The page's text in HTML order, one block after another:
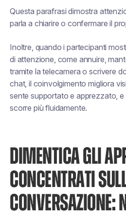
Questa parafrasi dimostra
parla a chiarire o confermare il
Inoltre, quando i partecipanti
di attenzione, come annuire,
tramite la telecamera o scrivere
chat, il coinvolgimento migliora
sente supportato e apprezzato,
scorre più fluidamente.
DIMENTICA GLI
CONCENTRATI
CONVERSAZIONE: